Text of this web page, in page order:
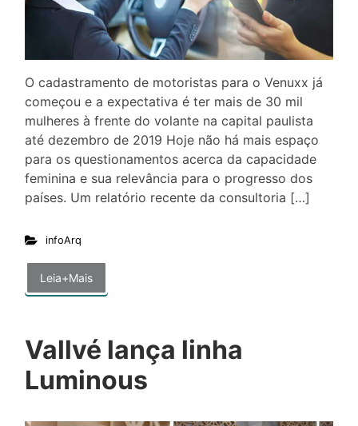
O cadastramento de motoristas para o Venuxx já
começou e a expectativa é ter mais de 30 mil
mulheres à frente do volante na capital paulista
até dezembro de 2019 Hoje não há mais espaço
para os questionamentos acerca da capacidade
feminina e sua relevância para o progresso dos
países. Um relatório recente da consultoria […]
infoArq
Leia+Mais
Vallvé lança linha
Luminous